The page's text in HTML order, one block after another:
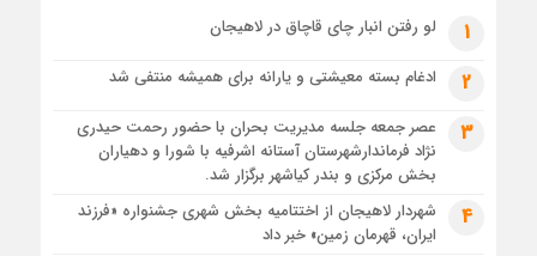
3 هفته قبل
رئوف
تصاویر هوایی مراسم تشییع پیکر مطهر آقای شهید ایران – مشهد
مراسم تشییع پیکر مطهر آقای شهید ایران – مشهد
1 لو رفتن انبار چای قاچاق در لاهیجان
2 ادغام بسته معیشتی و یارانه برای همیشه منتفی شد
3
عصر جمعه جلسه مدیریت بحران با حضور رحمت حیدری
نژاد فرماندارشهرستان آستانه اشرفیه با شورا و دهیاران
بخش مرکزی و بندر کیاشهر برگزار شد.
4
شهردار لاهیجان از اختتامیه بخش شهری جشنواره «فرزند
ایران، قهرمان زمین» خبر داد